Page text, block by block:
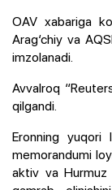
OAV xabariga
Arag‘chiy va
imzolanadi.
Avvalroq
qilgandi.
Eronning yuqori
memorandumi
aktiv va Hurmuz